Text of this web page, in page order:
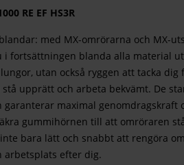
RE EF HS3R
med MX-omrörarna och MX-
i fortsättningen blanda alla material
utan också ryggen att tacka dig
upprätt och arbeta bekvämt. De
maximal genomdragskraft
gummihörnen till att omröraren
bara lätt och snabbt att rengöra
arbetsplats efter dig.